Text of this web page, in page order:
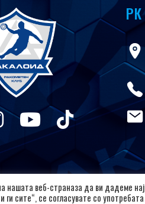
нашата веб-страназа да ви дадеме
ги сите“, се согласувате со